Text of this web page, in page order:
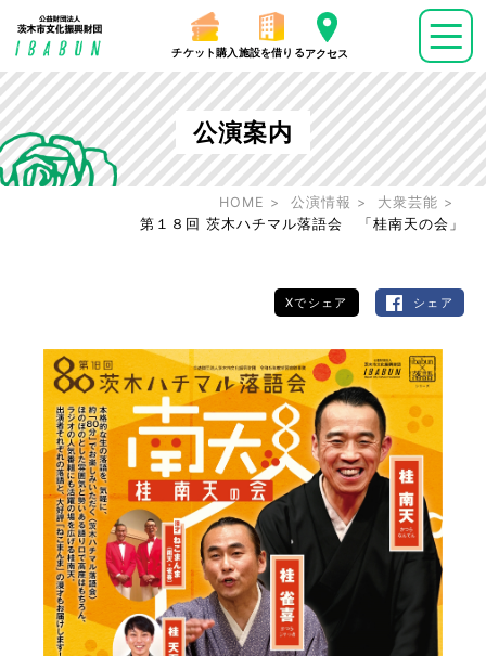
チケット購入 施設を借りるアクセス
公演案内
HOME 公演情報
大衆芸能
第１８回 茨木ハチマル落語会 「桂南天の会」
Xでシェア シェア